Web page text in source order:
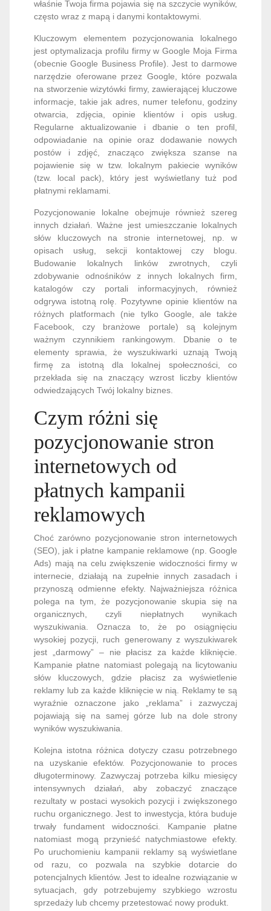
właśnie Twoja firma pojawia się na szczycie wyników,
często wraz z mapą i danymi kontaktowymi.
Kluczowym elementem pozycjonowania lokalnego
jest optymalizacja profilu firmy w Google Moja Firma
(obecnie Google Business Profile). Jest to darmowe
narzędzie oferowane przez Google, które pozwala
na stworzenie wizytówki firmy, zawierającej kluczowe
informacje, takie jak adres, numer telefonu, godziny
otwarcia, zdjęcia, opinie klientów i opis usług.
Regularne aktualizowanie i dbanie o ten profil,
odpowiadanie na opinie oraz dodawanie nowych
postów i zdjęć, znacząco zwiększa szanse na
pojawienie się w tzw. lokalnym pakiecie wyników
(tzw. local pack), który jest wyświetlany tuż pod
płatnymi reklamami.
Pozycjonowanie lokalne obejmuje również szereg
innych działań. Ważne jest umieszczanie lokalnych
słów kluczowych na stronie internetowej, np. w
opisach usług, sekcji kontaktowej czy blogu.
Budowanie lokalnych linków zwrotnych, czyli
zdobywanie odnośników z innych lokalnych firm,
katalogów czy portali informacyjnych, również
odgrywa istotną rolę. Pozytywne opinie klientów na
różnych platformach (nie tylko Google, ale także
Facebook, czy branżowe portale) są kolejnym
ważnym czynnikiem rankingowym. Dbanie o te
elementy sprawia, że wyszukiwarki uznają Twoją
firmę za istotną dla lokalnej społeczności, co
przekłada się na znaczący wzrost liczby klientów
odwiedzających Twój lokalny biznes.
Czym różni się
pozycjonowanie stron
internetowych od
płatnych kampanii
reklamowych
Choć zarówno pozycjonowanie stron internetowych
(SEO), jak i płatne kampanie reklamowe (np. Google
Ads) mają na celu zwiększenie widoczności firmy w
internecie, działają na zupełnie innych zasadach i
przynoszą odmienne efekty. Najważniejsza różnica
polega na tym, że pozycjonowanie skupia się na
organicznych, czyli niepłatnych wynikach
wyszukiwania. Oznacza to, że po osiągnięciu
wysokiej pozycji, ruch generowany z wyszukiwarek
jest „darmowy” – nie płacisz za każde kliknięcie.
Kampanie płatne natomiast polegają na licytowaniu
słów kluczowych, gdzie płacisz za wyświetlenie
reklamy lub za każde kliknięcie w nią. Reklamy te są
wyraźnie oznaczone jako „reklama” i zazwyczaj
pojawiają się na samej górze lub na dole strony
wyników wyszukiwania.
Kolejna istotna różnica dotyczy czasu potrzebnego
na uzyskanie efektów. Pozycjonowanie to proces
długoterminowy. Zazwyczaj potrzeba kilku miesięcy
intensywnych działań, aby zobaczyć znaczące
rezultaty w postaci wysokich pozycji i zwiększonego
ruchu organicznego. Jest to inwestycja, która buduje
trwały fundament widoczności. Kampanie płatne
natomiast mogą przynieść natychmiastowe efekty.
Po uruchomieniu kampanii reklamy są wyświetlane
od razu, co pozwala na szybkie dotarcie do
potencjalnych klientów. Jest to idealne rozwiązanie w
sytuacjach, gdy potrzebujemy szybkiego wzrostu
sprzedaży lub chcemy przetestować nowy produkt.